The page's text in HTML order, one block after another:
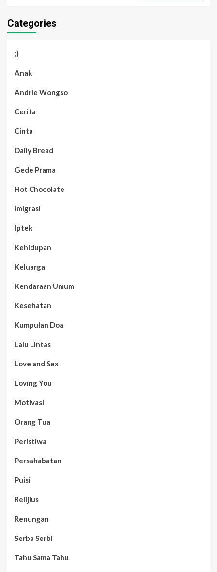
Categories
;)
Anak
Andrie Wongso
Cerita
Cinta
Daily Bread
Gede Prama
Hot Chocolate
Imigrasi
Iptek
Kehidupan
Keluarga
Kendaraan Umum
Kesehatan
Kumpulan Doa
Lalu Lintas
Love and Sex
Loving You
Motivasi
Orang Tua
Peristiwa
Persahabatan
Puisi
Relijius
Renungan
Serba Serbi
Tahu Sama Tahu